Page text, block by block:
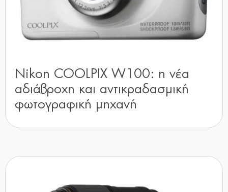
Nikon COOLPIX W100: η νέα
αδιάβροχη και αντικραδασμική
φωτογραφική μηχανή